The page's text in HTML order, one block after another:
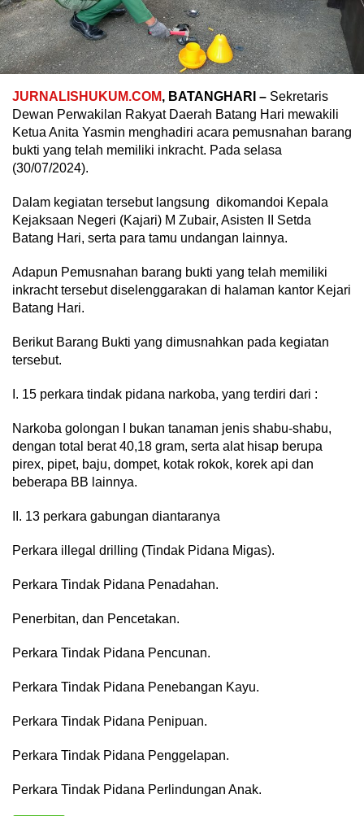
JURNALISHUKUM.COM, BATANGHARI – Sekretaris
Dewan Perwakilan Rakyat Daerah Batang Hari mewakili
Ketua Anita Yasmin menghadiri acara pemusnahan barang
bukti yang telah memiliki inkracht. Pada selasa
(30/07/2024).
Dalam kegiatan tersebut langsung dikomandoi Kepala
Kejaksaan Negeri (Kajari) M Zubair, Asisten II Setda
Batang Hari, serta para tamu undangan lainnya.
Adapun Pemusnahan barang bukti yang telah memiliki
inkracht tersebut diselenggarakan di halaman kantor Kejari
Batang Hari.
Berikut Barang Bukti yang dimusnahkan pada kegiatan
tersebut.
I. 15 perkara tindak pidana narkoba, yang terdiri dari :
Narkoba golongan I bukan tanaman jenis shabu-shabu,
dengan total berat 40,18 gram, serta alat hisap berupa
pirex, pipet, baju, dompet, kotak rokok, korek api dan
beberapa BB lainnya.
II. 13 perkara gabungan diantaranya
Perkara illegal drilling (Tindak Pidana Migas).
Perkara Tindak Pidana Penadahan.
Penerbitan, dan Pencetakan.
Perkara Tindak Pidana Pencunan.
Perkara Tindak Pidana Penebangan Kayu.
Perkara Tindak Pidana Penipuan.
Perkara Tindak Pidana Penggelapan.
Perkara Tindak Pidana Perlindungan Anak.